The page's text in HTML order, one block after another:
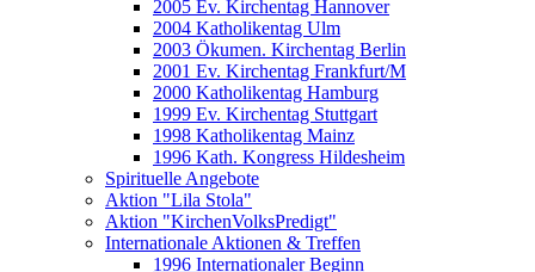
2005 Ev. Kirchentag Hannover
2004 Katholikentag Ulm
2003 Ökumen. Kirchentag Berlin
2001 Ev. Kirchentag Frankfurt/M
2000 Katholikentag Hamburg
1999 Ev. Kirchentag Stuttgart
1998 Katholikentag Mainz
1996 Kath. Kongress Hildesheim
Spirituelle Angebote
Aktion "Lila Stola"
Aktion "KirchenVolksPredigt"
Internationale Aktionen & Treffen
1996 Internationaler Beginn